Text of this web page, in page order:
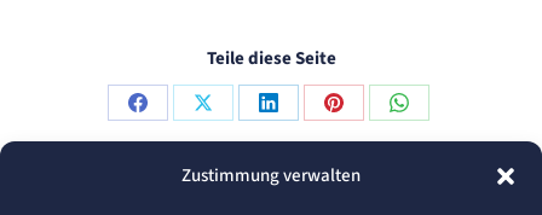
Zustimmung verwalten
Teile diese Seite
Share
Share
Share
LinkedIn
Share
Share